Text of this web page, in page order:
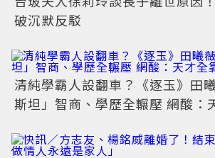
破沉默反駁
清純學霸人設翻車？《逐玉》田
斯坦」智商、學歷全輾壓 網酸：